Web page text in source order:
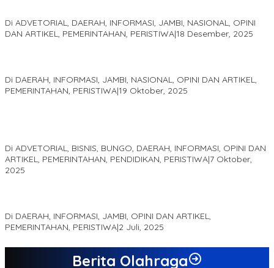
Di ADVETORIAL, DAERAH, INFORMASI, JAMBI, NASIONAL, OPINI
DAN ARTIKEL, PEMERINTAHAN, PERISTIWA|18 Desember, 2025
Di DAERAH, INFORMASI, JAMBI, NASIONAL, OPINI DAN ARTIKEL,
PEMERINTAHAN, PERISTIWA|19 Oktober, 2025
Di ADVETORIAL, BISNIS, BUNGO, DAERAH, INFORMASI, OPINI DAN
ARTIKEL, PEMERINTAHAN, PENDIDIKAN, PERISTIWA|7 Oktober,
2025
Di DAERAH, INFORMASI, JAMBI, OPINI DAN ARTIKEL,
PEMERINTAHAN, PERISTIWA|2 Juli, 2025
Berita Olahraga